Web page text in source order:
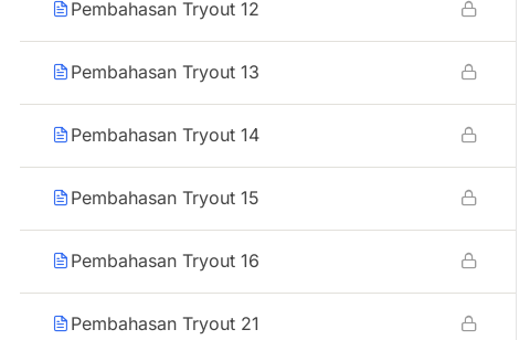
Pembahasan Tryout 12
Pembahasan Tryout 13
Pembahasan Tryout 14
Pembahasan Tryout 15
Pembahasan Tryout 16
Pembahasan Tryout 21